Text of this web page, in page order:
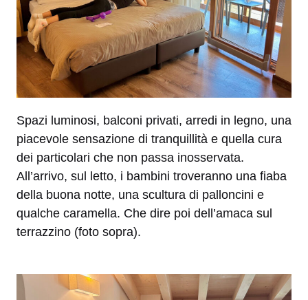
Spazi luminosi, balconi privati, arredi in legno, una
piacevole sensazione di tranquillità e quella cura
dei particolari che non passa inosservata.
All’arrivo, sul letto, i bambini troveranno una fiaba
della buona notte, una scultura di palloncini e
qualche caramella. Che dire poi dell’amaca sul
terrazzino (foto sopra).